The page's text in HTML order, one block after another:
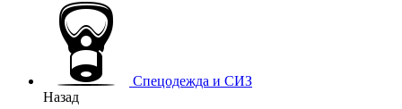
Спецодежда и СИЗ
Назад